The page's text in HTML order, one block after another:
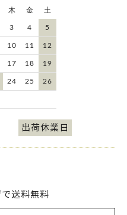
木 金 土
3 4 5
10 11 12
17 18 19
24 25 26
出荷休業日
送料無料